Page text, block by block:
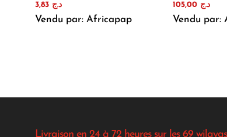
د.ج 3,83
Vendu par: Africapap
د.ج 105,00
Vendu par:
Livraison en 24 à 72 heures sur les 69